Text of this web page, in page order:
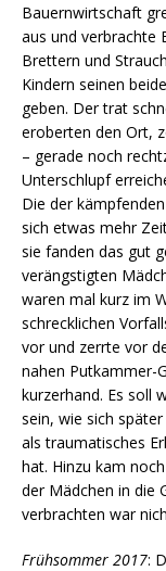
Bauernwirtschaft
aus und verbrachte
Brettern und
Kindern seinen
geben. Der trat
eroberten den Ort,
– gerade noch
Unterschlupf
Die der
sich etwas mehr
sie fanden das gut
verängstigten
waren mal kurz im
schrecklichen
vor und zerrte vor
nahen Putkammer-
kurzerhand. Es soll
sein, wie sich
als traumatisches
hat. Hinzu kam
der Mädchen in die
verbrachten war
Frühsommer 2017: